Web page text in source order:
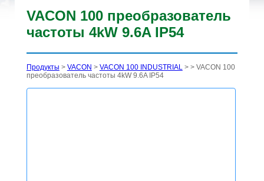
VACON 100 преобразователь
частоты 4kW 9.6A IP54
Продукты > VACON > VACON 100 INDUSTRIAL> > VACON 100
преобразователь частоты 4kW 9.6A IP54